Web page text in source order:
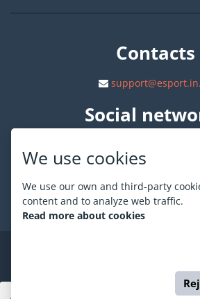
We use cookies
We use our own and third-party
content and to analyze web traffic.
Read more about cookies
Contacts
Social
About ESPORT